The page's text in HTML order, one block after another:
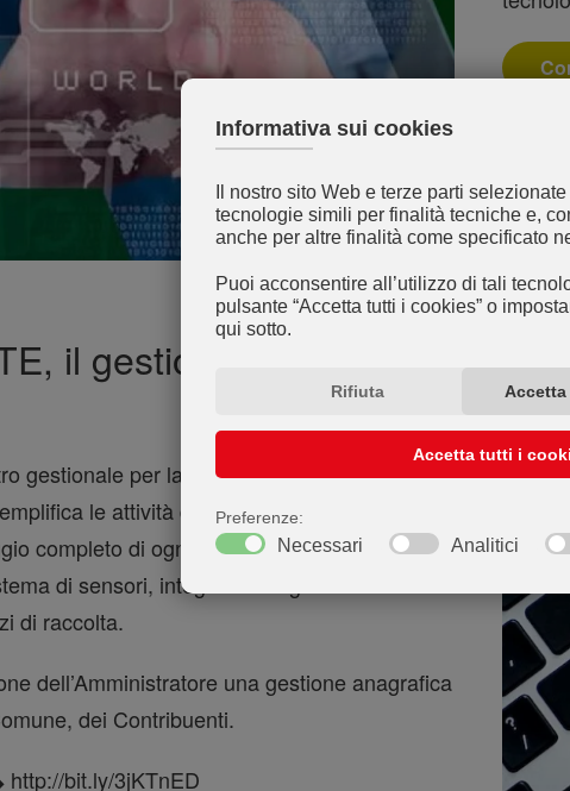
il gestionale per la
gestionale per la raccolta rifiuti tramite
le attività di raccolta dei rifiuti,
completo di ogni cassonetto e/o punto di
di sensori, integrando la gestione delle
di raccolta.
dell’Amministratore una gestione anagrafica
dei Contribuenti.
http://bit.ly/3jKTnED